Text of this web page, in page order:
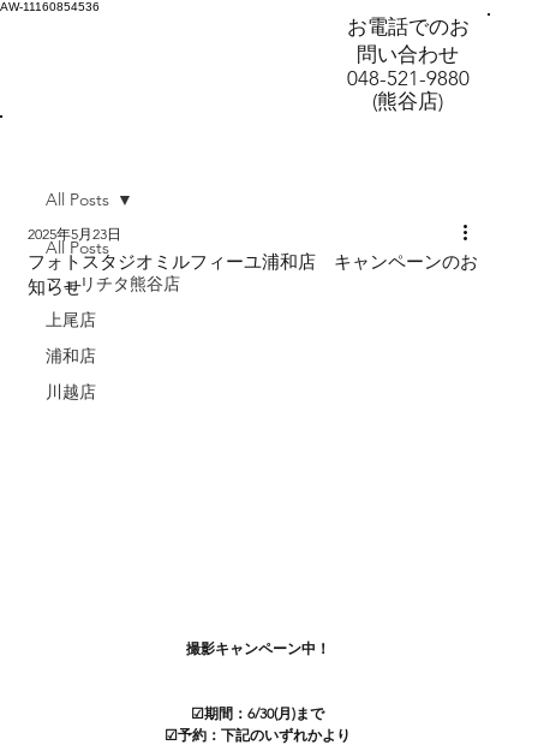
AW-11160854536
お電話でのお
問い合わせ
048-521-9880
(熊谷店)
All Posts
フェリチタ熊谷店
上尾店
浦和店
川越店
All Posts
フォトスタジオミルフィーユ浦和店 キャンペーンのお
知らせ
2025年5月23日
撮影キャンペーン中！
☑期間：6/30(月)まで
☑予約：下記のいずれかより